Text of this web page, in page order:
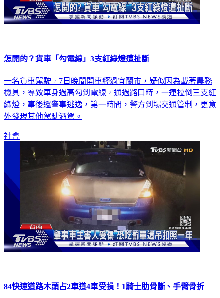
怎開的？貨車「勾電線」3支紅綠燈遭扯斷
一名貨車駕駛，7日晚間開車經過宜蘭市，疑似因為載著農務
機具，導致車身過高勾到電線，通過路口時，一連拉倒三支紅
綠燈，事後還肇事逃逸，第一時間，警方到場交通管制，更意
外發現其他駕駛酒駕。
社會
84快速道路木頭占2車道4車受損！1騎士肋骨斷、手臂骨折